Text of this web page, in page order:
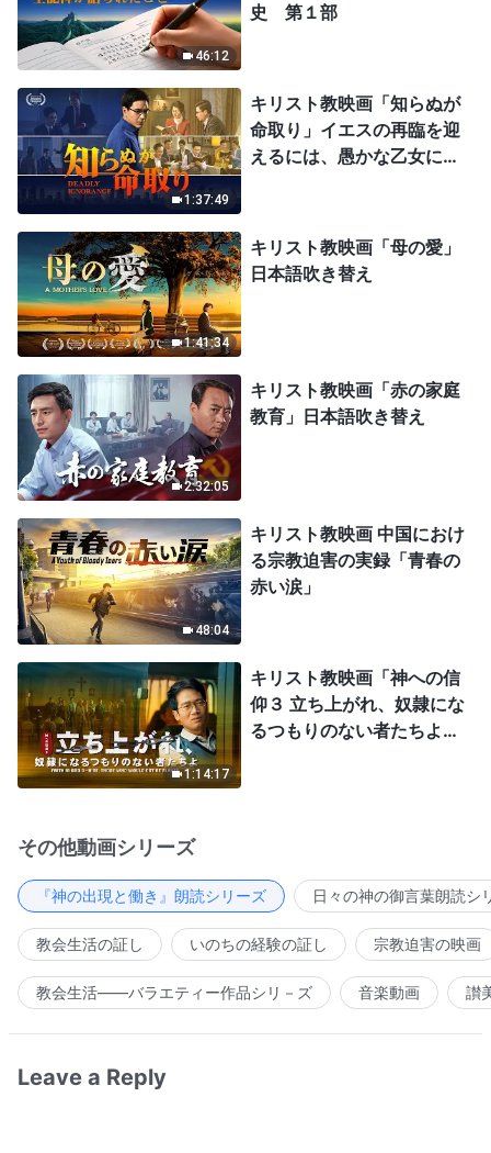
46:12
史 第１部
1:37:49
キリスト教映画「知らぬが
命取り」イエスの再臨を迎
えるには、愚かな乙女にな
1:41:34
キリスト教映画「母の愛」
日本語吹き替え
2:32:05
キリスト教映画「赤の家庭
教育」日本語吹き替え
48:04
キリスト教映画 中国におけ
る宗教迫害の実録「青春の
赤い涙」
1:14:17
キリスト教映画「神への信
仰３ 立ち上がれ、奴隷にな
るつもりのない者たちよ」
その他動画シリーズ
『神の出現と働き』朗読シリーズ 日々の神の御言葉朗読シ
教会生活の証し いのちの経験の証し 宗教迫害の映画
教会生活――バラエティー作品シリ－ズ 音楽動画 讃
Leave a Reply